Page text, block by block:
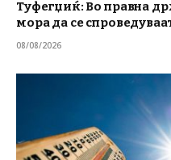
Туфегџиќ: Во правна
мора да се
08/08/2026